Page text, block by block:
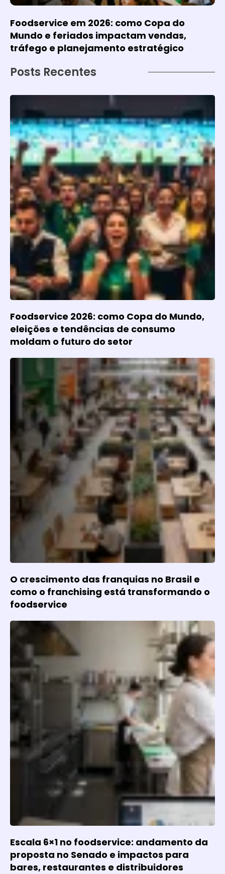
Foodservice em 2026: como Copa do
Mundo e feriados impactam vendas,
tráfego e planejamento estratégico
Posts Recentes
Foodservice 2026: como Copa do Mundo,
eleições e tendências de consumo
moldam o futuro do setor
O crescimento das franquias no Brasil e
como o franchising está transformando o
foodservice
Escala 6×1 no foodservice: andamento da
proposta no Senado e impactos para
bares, restaurantes e distribuidores